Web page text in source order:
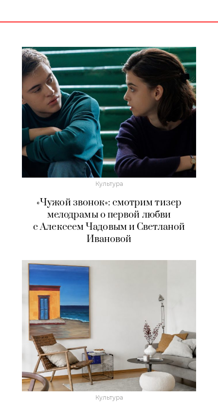
Культура
«Чужой звонок»: смотрим тизер
мелодрамы о первой любви
с Алексеем Чадовым и Светланой
Ивановой
Культура